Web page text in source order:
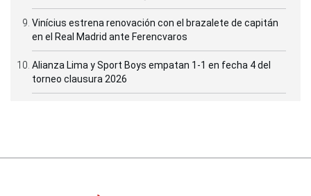
Vinícius estrena renovación con el brazalete de capitán
en el Real Madrid ante Ferencvaros
Alianza Lima y Sport Boys empatan 1-1 en fecha 4 del
torneo clausura 2026